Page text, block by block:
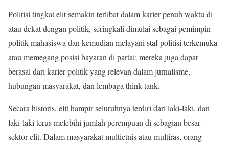
Politisi tingkat elit semakin terlibat dalam karier penuh waktu di
atau dekat dengan politik, seringkali dimulai sebagai pemimpin
politik mahasiswa dan kemudian melayani staf politisi terkemuka
atau memegang posisi bayaran di partai; mereka juga dapat
berasal dari karier politik yang relevan dalam jurnalisme,
hubungan masyarakat, dan lembaga think tank.
Secara historis, elit hampir seluruhnya terdiri dari laki-laki, dan
laki-laki terus melebihi jumlah perempuan di sebagian besar
sektor elit. Dalam masyarakat multietnis atau multiras, orang-